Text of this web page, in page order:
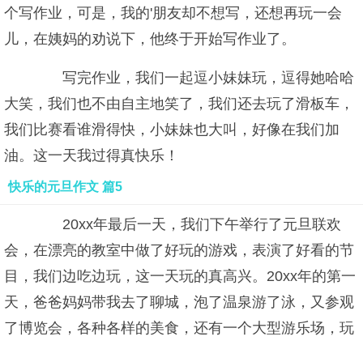
个写作业，可是，我的'朋友却不想写，还想再玩一会
儿，在姨妈的劝说下，他终于开始写作业了。
写完作业，我们一起逗小妹妹玩，逗得她哈哈
大笑，我们也不由自主地笑了，我们还去玩了滑板车，
我们比赛看谁滑得快，小妹妹也大叫，好像在我们加
油。这一天我过得真快乐！
快乐的元旦作文 篇5
20xx年最后一天，我们下午举行了元旦联欢
会，在漂亮的教室中做了好玩的游戏，表演了好看的节
目，我们边吃边玩，这一天玩的真高兴。20xx年的第一
天，爸爸妈妈带我去了聊城，泡了温泉游了泳，又参观
了博览会，各种各样的美食，还有一个大型游乐场，玩